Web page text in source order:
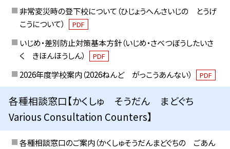
非常変災時の登下校について（ひじょうへんさいじの とうげ
こうについて）
PDF
いじめ・差別防止対策基本方針（いじめ・さべつぼうしたいさ
く きほんほうしん）
PDF
2026年度学校案内（2026ねんど がっこうあんない） PDF
各種相談窓口【かくしゅ そうだん まどぐち
Various Consultation Counters】
各種相談窓口のご案内（かくしゅそうだんまどぐちの ごあん